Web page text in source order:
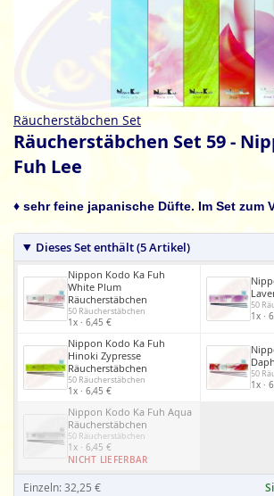
Zum
Anfang
Bildgalerie
Räucherstäbchen Set
Räucherstäbchen Set 59 -
Fuh Lee
♦ sehr feine japanische Düfte. Im Set zum
Dieses Set enthält (5 Artikel)
Nippon Kodo Ka Fuh
White Plum
Räucherstäbchen
50 Räucherstäbchen
1x · 6,45 €
50
1x ·
Nippon Kodo Ka Fuh
Hinoki Zypresse
Räucherstäbchen
50 Räucherstäbchen
1x · 6,45 €
50
1x ·
Nippon Kodo Ka Fuh Aqua
Räucherstäbchen
50 Räucherstäbchen
1x · 6,45 €
NICHT LIEFERBAR
Einzeln: 32,25 €